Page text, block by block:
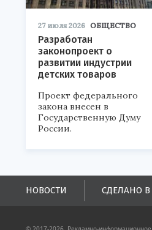
27 июля 2026 ОБЩЕСТВО
Разработан
законопроект о
развитии индустрии
детских товаров
Проект федерального
закона внесен в
Государственную Думу
России.
НОВОСТИ СДЕЛАНО